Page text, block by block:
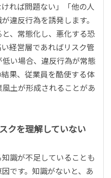
れば問題ない」「他の人
違反行為を誘発します。
、常態化し、悪化する恐
経営層であればリスク管
い場合、違反行為が常態
果、従業員を酷使する体
土が形成されることがあ
クを理解していない
識が不足していることも
です。知識がないと、あ